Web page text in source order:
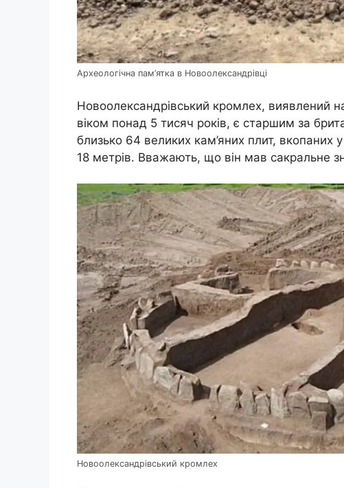
Археологічна пам’ятка в Новоолександрівці
Новоолександрівський кромлех, виявлений
віком понад 5 тисяч років, є старшим за
близько 64 великих кам’яних плит,
18 метрів. Вважають, що він мав сакральне
Новоолександрівський кромлех